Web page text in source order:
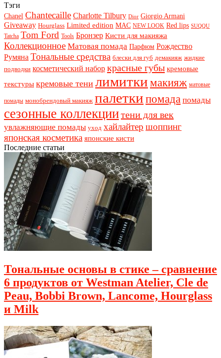
Тэги
Chanel Chantecaille Charlotte Tilbury Dior Giorgio Armani
Giveaway Hourglass Limited edition MAC NEW LOOK Red lips SUQQU
Tatcha Tom Ford Tools Бронзер Кисти для макияжа
Коллекционное Матовая помада Парфюм Рождество
Румяна Тональные средства блески для губ демакияж жидкие
подводки косметический набор красные губы кремовые
текстуры кремовые тени лимиткимакияж матовые
помады монобрендовый макияж палеткипомада помады
сезонные коллекциитени для век
увлажняющие помады уход хайлайтер шоппинг
японская косметика японские кисти
Последние статьи
Тональные основы в стике – сравнение
6 продуктов от Westman Atelier, Cle de
Peau, Bobbi Brown, Lancome, Hourglass
и Milk